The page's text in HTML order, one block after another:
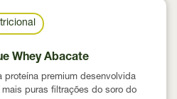
Whey Abacate
proteína premium desenvolvida
puras filtrações do soro do